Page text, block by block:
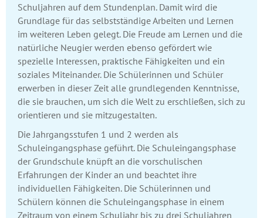
Schuljahren auf dem Stundenplan. Damit wird die
Grundlage für das selbstständige Arbeiten und Lernen
im weiteren Leben gelegt. Die Freude am Lernen und die
natürliche Neugier werden ebenso gefördert wie
spezielle Interessen, praktische Fähigkeiten und ein
soziales Miteinander. Die Schülerinnen und Schüler
erwerben in dieser Zeit alle grundlegenden Kenntnisse,
die sie brauchen, um sich die Welt zu erschließen, sich zu
orientieren und sie mitzugestalten.
Die Jahrgangsstufen 1 und 2 werden als
Schuleingangsphase geführt. Die Schuleingangsphase
der Grundschule knüpft an die vorschulischen
Erfahrungen der Kinder an und beachtet ihre
individuellen Fähigkeiten. Die Schülerinnen und
Schülern können die Schuleingangsphase in einem
Zeitraum von einem Schuljahr bis zu drei Schuljahren